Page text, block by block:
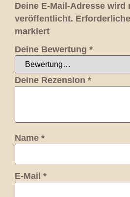
Deine E-Mail-Adresse wird
veröffentlicht.
markiert
Deine Bewertung *
Deine Rezension *
Name *
E-Mail *